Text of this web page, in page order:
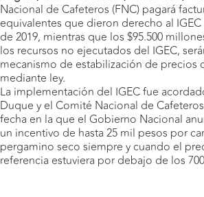
Nacional de Cafeteros (FNC) pagará
equivalentes que dieron derecho al
de 2019, mientras que los $95.500
los recursos no ejecutados del IGEC,
mecanismo de estabilización de precios
mediante ley.
La implementación del IGEC fue
Duque y el Comité Nacional de
fecha en la que el Gobierno Nacional
un incentivo de hasta 25 mil pesos por
pergamino seco siempre y cuando el
referencia estuviera por debajo de los